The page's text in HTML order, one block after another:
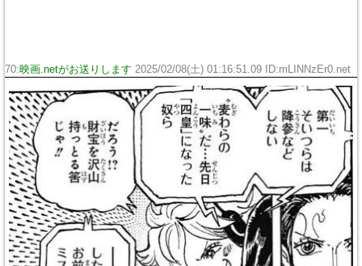
70:映画.netがお送りします 2025/02/08(土) 01:16:51.09 ID:mLINNzEr0.net